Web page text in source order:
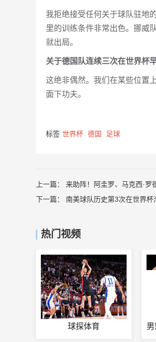
我拒绝接受任何关于球队驻地
里的训练条件非常出色。挪威
就出局。
关于德国队连续三次在世界杯
这绝非偶然。我们在某些位置
面下功夫。
标签 世界杯 德国 足球
上一篇： 来助阵！阿圭罗、马克西·罗
下一篇： 南美球队历史第3次在世界
热门视频
球探体育